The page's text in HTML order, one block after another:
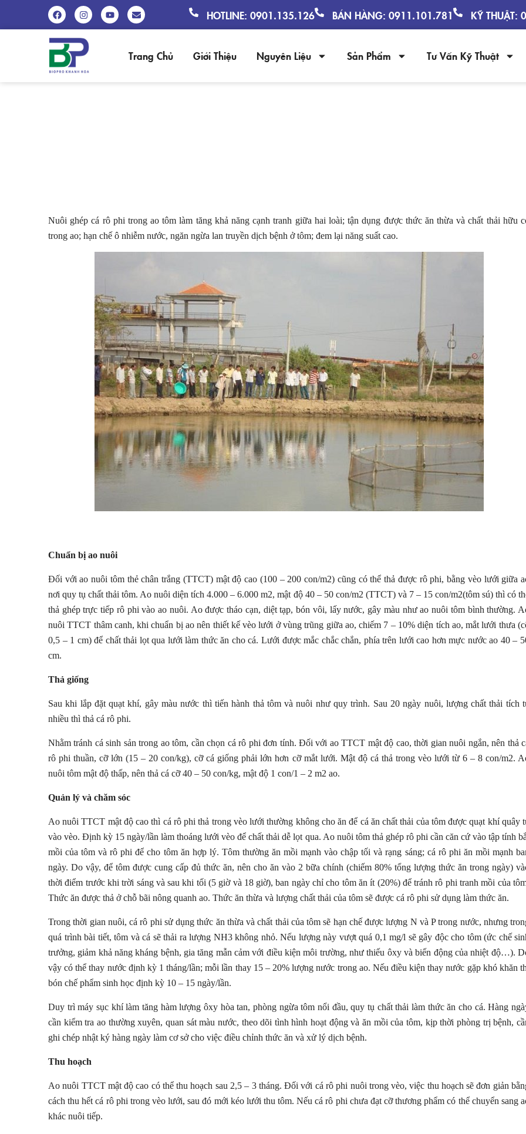
HOTLINE: 0901.135.126 BÁN HÀNG: 0911.101.781 KỸ
Trang Chủ Giới Thiệu Nguyên Liệu Sản Phẩm Tư Vấn Kỹ Thuật
Nuôi ghép cá rô phi trong ao tôm làm tăng khả năng cạnh tranh giữa hai loài; tận dụng được thức ăn thừa và chất thải hữu
trong ao; hạn chế ô nhiễm nước, ngăn ngừa lan truyền dịch bệnh ở tôm; đem lại năng suất cao.
Chuẩn bị ao nuôi
Đối với ao nuôi tôm thẻ chân trắng (TTCT) mật độ cao (100 – 200 con/m2) cũng có thể thả được rô phi, bằng vèo lưới giữa
nơi quy tụ chất thải tôm. Ao nuôi diện tích 4.000 – 6.000 m2, mật độ 40 – 50 con/m2 (TTCT) và 7 – 15 con/m2(tôm sú) thì có
thả ghép trực tiếp rô phi vào ao nuôi. Ao được tháo cạn, diệt tạp, bón vôi, lấy nước, gây màu như ao nuôi tôm bình thường.
nuôi TTCT thâm canh, khi chuẩn bị ao nên thiết kế vèo lưới ở vùng trũng giữa ao, chiếm 7 – 10% diện tích ao, mắt lưới thưa
0,5 – 1 cm) để chất thải lọt qua lưới làm thức ăn cho cá. Lưới được mắc chắc chắn, phía trên lưới cao hơn mực nước ao 40 –
cm.
Thả giống
Sau khi lắp đặt quạt khí, gây màu nước thì tiến hành thả tôm và nuôi như quy trình. Sau 20 ngày nuôi, lượng chất thải tích
nhiều thì thả cá rô phi.
Nhằm tránh cá sinh sản trong ao tôm, cần chọn cá rô phi đơn tính. Đối với ao TTCT mật độ cao, thời gian nuôi ngắn, nên thả
rô phi thuần, cỡ lớn (15 – 20 con/kg), cỡ cá giống phải lớn hơn cỡ mắt lưới. Mật độ cá thả trong vèo lưới từ 6 – 8 con/m2.
nuôi tôm mật độ thấp, nên thả cá cỡ 40 – 50 con/kg, mật độ 1 con/1 – 2 m2 ao.
Quản lý và chăm sóc
Ao nuôi TTCT mật độ cao thì cá rô phi thả trong vèo lưới thường không cho ăn để cá ăn chất thải của tôm được quạt khí quây
vào vèo. Định kỳ 15 ngày/lần làm thoáng lưới vèo để chất thải dễ lọt qua. Ao nuôi tôm thả ghép rô phi cần căn cứ vào tập tính
mồi của tôm và rô phi để cho tôm ăn hợp lý. Tôm thường ăn mồi mạnh vào chập tối và rạng sáng; cá rô phi ăn mồi mạnh
ngày. Do vậy, để tôm được cung cấp đủ thức ăn, nên cho ăn vào 2 bữa chính (chiếm 80% tổng lượng thức ăn trong ngày)
thời điểm trước khi trời sáng và sau khi tối (5 giờ và 18 giờ), ban ngày chỉ cho tôm ăn ít (20%) để tránh rô phi tranh mồi của
Thức ăn được thả ở chỗ bãi nông quanh ao. Thức ăn thừa và lượng chất thải của tôm sẽ được cá rô phi sử dụng làm thức ăn.
Trong thời gian nuôi, cá rô phi sử dụng thức ăn thừa và chất thải của tôm sẽ hạn chế được lượng N và P trong nước, nhưng
quá trình bài tiết, tôm và cá sẽ thải ra lượng NH3 không nhỏ. Nếu lượng này vượt quá 0,1 mg/l sẽ gây độc cho tôm (ức chế
trưởng, giảm khả năng kháng bệnh, gia tăng mẫn cảm với điều kiện môi trường, như thiếu ôxy và biến động của nhiệt độ…).
vậy có thể thay nước định kỳ 1 tháng/lần; mỗi lần thay 15 – 20% lượng nước trong ao. Nếu điều kiện thay nước gặp khó khăn
bón chế phẩm sinh học định kỳ 10 – 15 ngày/lần.
Duy trì máy sục khí làm tăng hàm lượng ôxy hòa tan, phòng ngừa tôm nổi đầu, quy tụ chất thải làm thức ăn cho cá. Hàng
cần kiểm tra ao thường xuyên, quan sát màu nước, theo dõi tình hình hoạt động và ăn mồi của tôm, kịp thời phòng trị bệnh,
ghi chép nhật ký hàng ngày làm cơ sở cho việc điều chỉnh thức ăn và xử lý dịch bệnh.
Thu hoạch
Ao nuôi TTCT mật độ cao có thể thu hoạch sau 2,5 – 3 tháng. Đối với cá rô phi nuôi trong vèo, việc thu hoạch sẽ đơn giản
cách thu hết cá rô phi trong vèo lưới, sau đó mới kéo lưới thu tôm. Nếu cá rô phi chưa đạt cỡ thương phẩm có thể chuyển sang
khác nuôi tiếp.